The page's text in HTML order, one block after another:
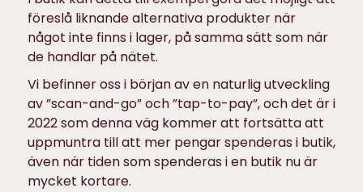
föreslå liknande alternativa produkter när
något inte finns i lager, på samma sätt som när
de handlar på nätet.
Vi befinner oss i början av en naturlig utveckling
av ”scan-and-go” och ”tap-to-pay”, och det är i
2022 som denna väg kommer att fortsätta att
uppmuntra till att mer pengar spenderas i butik,
även när tiden som spenderas i en butik nu är
mycket kortare.